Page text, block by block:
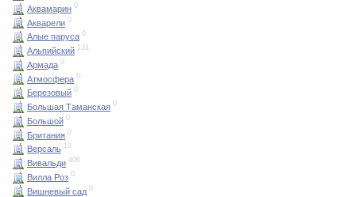
Аквамарин 0
Акварели 0
Алые паруса 0
Альпийский 131
Армада 0
Атмосфера 0
Березовый 0
Большая Таманская 0
Большой 0
Британия 0
Версаль 19
Вивальди 406
Вилла Роз 0
Вишневый сад 0